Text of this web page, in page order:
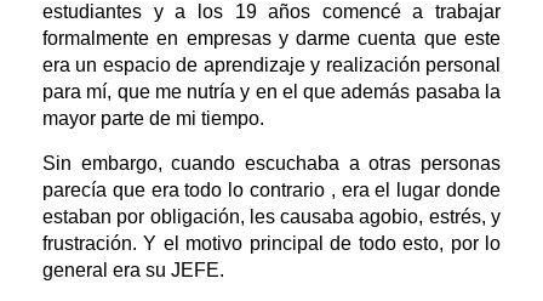
estudiantes y a los 19 años comencé a trabajar
formalmente en empresas y darme cuenta que este
era un espacio de aprendizaje y realización personal
para mí, que me nutría y en el que además pasaba la
mayor parte de mi tiempo.
Sin embargo, cuando escuchaba a otras personas
parecía que era todo lo contrario , era el lugar donde
estaban por obligación, les causaba agobio, estrés, y
frustración. Y el motivo principal de todo esto, por lo
general era su JEFE.